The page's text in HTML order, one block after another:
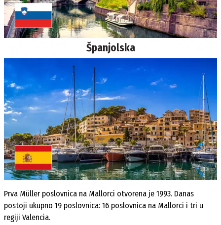
Španjolska
Prva Müller poslovnica na Mallorci otvorena je 1993. Danas
postoji ukupno 19 poslovnica: 16 poslovnica na Mallorci i tri u
regiji Valencia.